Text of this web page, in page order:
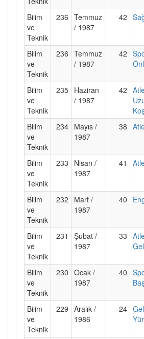
Bilim
ve
Teknik
236 Temmuz
/ 1987
42
Bilim
ve
Teknik
236 Temmuz
/ 1987
42
Bilim
ve
Teknik
235 Haziran
/ 1987
42
Bilim
ve
Teknik
234 Mayıs /
1987
38
Bilim
ve
Teknik
233
Nisan /
1987
41
Bilim
ve
Teknik
232
Mart /
1987
40
Bilim
ve
Teknik
231
Şubat /
1987
33
Bilim
ve
Teknik
230 Ocak /
1987
40
Bilim
ve
Teknik
229 Aralık /
1986
24